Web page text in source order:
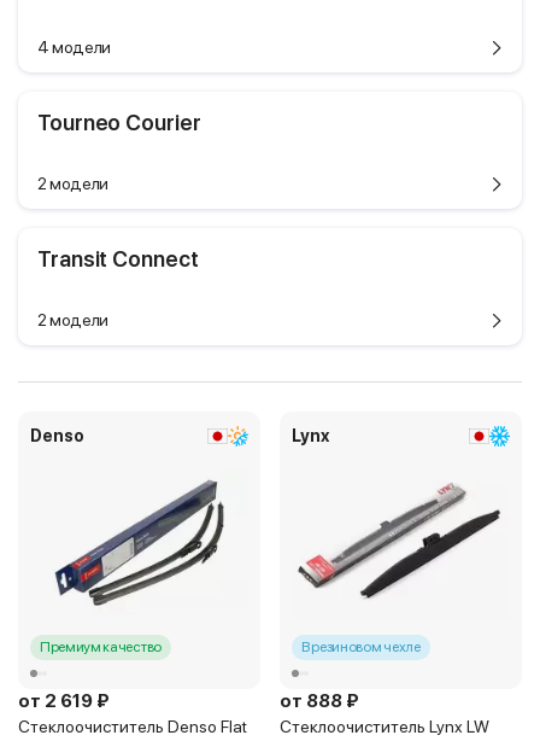
4 модели
Tourneo Courier
2 модели
Transit Connect
2 модели
Denso
Премиум качество
от 2 619 ₽
Стеклоочиститель Denso Flat
Lynx
В резиновом чехле
от 888 ₽
Стеклоочиститель Lynx LW